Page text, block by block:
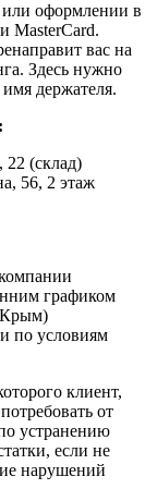
или оформлении в
MasterCard.
вас на
Здесь нужно
держателя.
22 (склад)
56, 2 этаж
графиком
по условиям
клиент,
от
устранению
если не
нарушений